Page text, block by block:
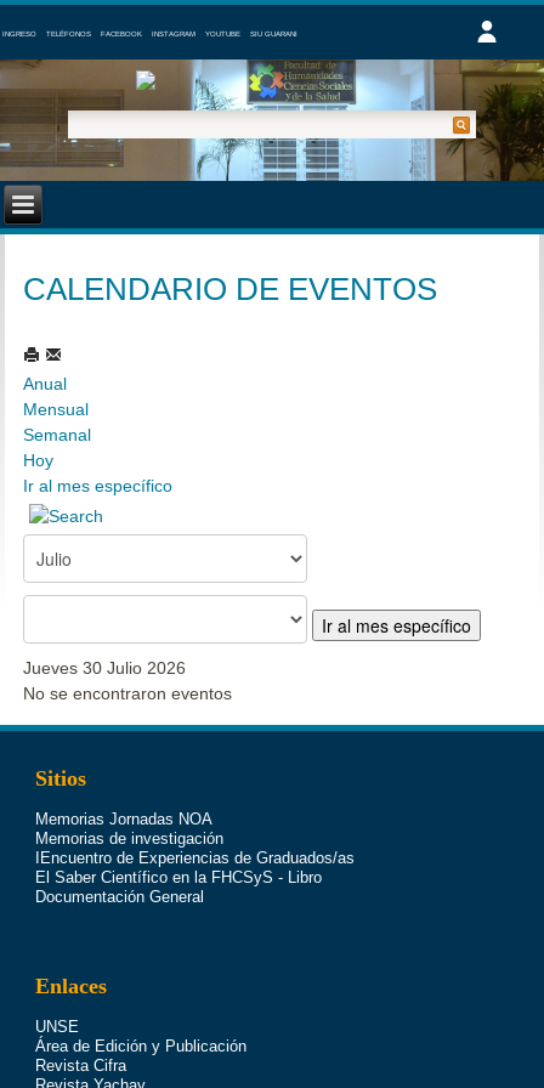
INGRESO TELÉFONOS FACEBOOK INSTAGRAM YOUTUBE SIU GUARANI
CALENDARIO DE EVENTOS
Anual
Mensual
Semanal
Hoy
Ir al mes específico
Ir al mes específico
Jueves 30 Julio 2026
No se encontraron eventos
Sitios
Memorias Jornadas NOA
Memorias de investigación
IEncuentro de Experiencias de Graduados/as
El Saber Científico en la FHCSyS - Libro
Documentación General
Enlaces
UNSE
Área de Edición y Publicación
Revista Cifra